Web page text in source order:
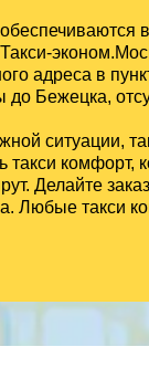
адреса в
Бежецка,
ситуации,
комфорт,
Делайте
Любые